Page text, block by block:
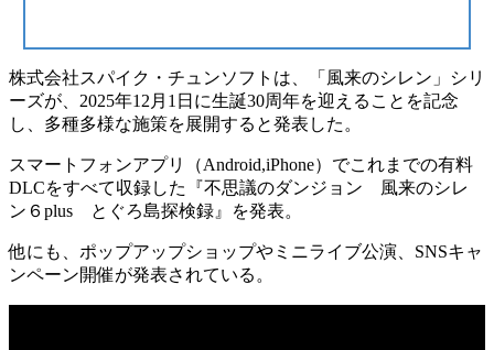
株式会社スパイク・チュンソフトは、
「風来のシレン」シリ
ーズが、2025年12月1日に生誕30周年を迎える ことを記念
し、多種多様な施策を展開すると発表した。
スマートフォンアプリ（Android,iPhone）でこれまでの有料
DLCをすべて収録した『不思議のダンジョン 風来のシレ
ン６plus とぐろ島探検録 』を発表。
他にも、 ポップアップショップやミニライブ公演、SNSキャ
ンペーン開催が発表されている。